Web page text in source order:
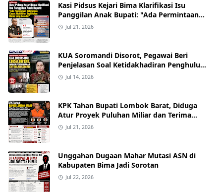
Kasi Pidsus Kejari Bima Klarifikasi Isu
Panggilan Anak Bupati: "Ada Permintaan
Keterangan Kasus Mobil Bor, Tapi Bukan
Jul 21, 2026
KUA Soromandi Disorot, Pegawai Beri
Penjelasan Soal Ketidakhadiran Penghulu
pada Akad Nikah Mualaf
Jul 14, 2026
KPK Tahan Bupati Lombok Barat, Diduga
Atur Proyek Puluhan Miliar dan Terima
Alphard hingga Uang Tunai
Jul 21, 2026
Unggahan Dugaan Mahar Mutasi ASN di
Kabupaten Bima Jadi Sorotan
Jul 22, 2026